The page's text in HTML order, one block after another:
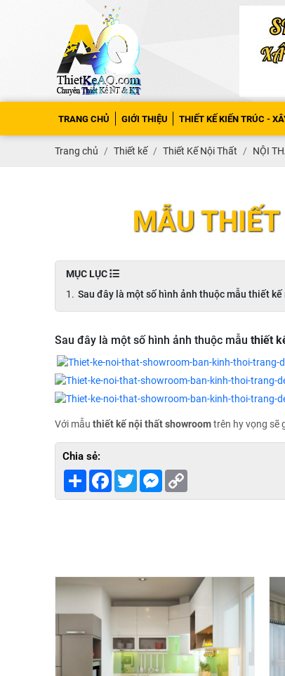
TRANG CHỦ GIỚI THIỆU THIẾT KẾ KIẾN TRÚC -
Trang chủ Thiết kế Thiết Kế Nội Thất NỘI
MẪU
MỤC LỤC
Sau đây là một số hình ảnh thuộc mẫu thiết
Sau đây là một số hình ảnh thuộc mẫu thiết
Với mẫu thiết kế nội thất showroomtrên hy vọng sẽ
Chia sẻ:
Share Facebook
TwitterMessenger